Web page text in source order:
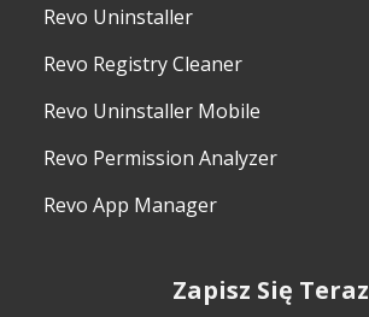
Revo Uninstaller
Revo Registry Cleaner
Revo Uninstaller Mobile
Revo Permission Analyzer
Revo App Manager
Zapisz Się Teraz